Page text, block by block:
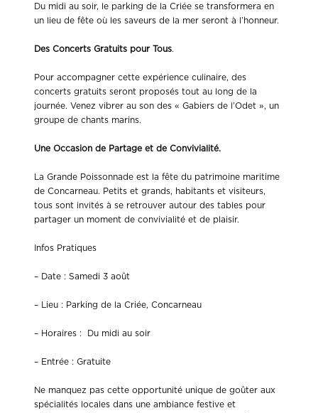
Du midi au soir, le parking de la Criée se transformera en
un lieu de fête où les saveurs de la mer seront à l’honneur.
Des Concerts Gratuits pour Tous.
Pour accompagner cette expérience culinaire, des
concerts gratuits seront proposés tout au long de la
journée. Venez vibrer au son des « Gabiers de l’Odet », un
groupe de chants marins.
Une Occasion de Partage et de Convivialité.
La Grande Poissonnade est la fête du patrimoine maritime
de Concarneau. Petits et grands, habitants et visiteurs,
tous sont invités à se retrouver autour des tables pour
partager un moment de convivialité et de plaisir.
Infos Pratiques
– Date : Samedi 3 août
– Lieu : Parking de la Criée, Concarneau
– Horaires : Du midi au soir
– Entrée : Gratuite
Ne manquez pas cette opportunité unique de goûter aux
spécialités locales dans une ambiance festive et